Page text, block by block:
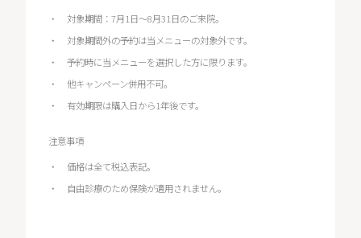
対象期間：7月1日～8月31日のご来院。
対象期間外の予約は当メニューの対象外です。
予約時に当メニューを選択した方に限ります。
他キャンペーン併用不可。
有効期限は購入日から1年後です。
注意事項
価格は全て税込表記。
自由診療のため保険が適用されません。